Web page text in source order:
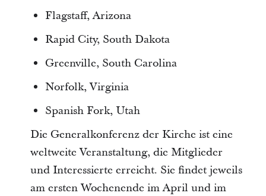
Flagstaff, Arizona
Rapid City, South Dakota
Greenville, South Carolina
Norfolk, Virginia
Spanish Fork, Utah
Die Generalkonferenz der Kirche ist eine
weltweite Veranstaltung, die Mitglieder
und Interessierte erreicht. Sie findet jeweils
am ersten Wochenende im April und im